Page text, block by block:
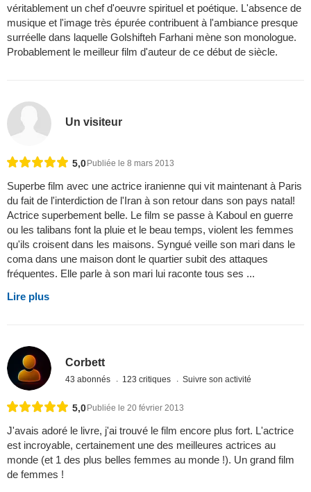
véritablement un chef d'oeuvre spirituel et poétique. L'absence de
musique et l'image très épurée contribuent à l'ambiance presque
surréelle dans laquelle Golshifteh Farhani mène son monologue.
Probablement le meilleur film d'auteur de ce début de siècle.
Un visiteur
5,0 Publiée le 8 mars 2013
Superbe film avec une actrice iranienne qui vit maintenant à Paris
du fait de l'interdiction de l'Iran à son retour dans son pays natal!
Actrice superbement belle. Le film se passe à Kaboul en guerre
ou les talibans font la pluie et le beau temps, violent les femmes
qu'ils croisent dans les maisons. Syngué veille son mari dans le
coma dans une maison dont le quartier subit des attaques
fréquentes. Elle parle à son mari lui raconte tous ses ...
Lire plus
Corbett
43 abonnés 123 critiques Suivre son activité
5,0 Publiée le 20 février 2013
J'avais adoré le livre, j'ai trouvé le film encore plus fort. L'actrice
est incroyable, certainement une des meilleures actrices au
monde (et 1 des plus belles femmes au monde !). Un grand film
de femmes !